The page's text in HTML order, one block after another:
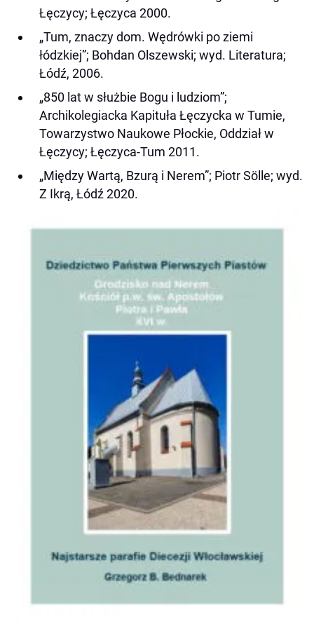
Łęczycy; Łęczyca 2000.
„Tum, znaczy dom. Wędrówki po ziemi
łódzkiej”; Bohdan Olszewski; wyd. Literatura;
Łódź, 2006.
„850 lat w służbie Bogu i ludziom”;
Archikolegiacka Kapituła Łęczycka w Tumie,
Towarzystwo Naukowe Płockie, Oddział w
Łęczycy; Łęczyca-Tum 2011.
„Między Wartą, Bzurą i Nerem”; Piotr Sölle; wyd.
Z Ikrą, Łódź 2020.